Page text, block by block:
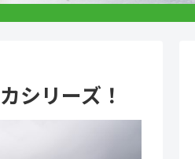
シリーズ！